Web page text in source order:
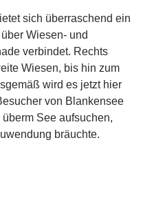
sich überraschend ein
Wiesen- und
verbindet. Rechts
Wiesen, bis hin zum
wird es jetzt hier
von Blankensee
See aufsuchen,
bräuchte.